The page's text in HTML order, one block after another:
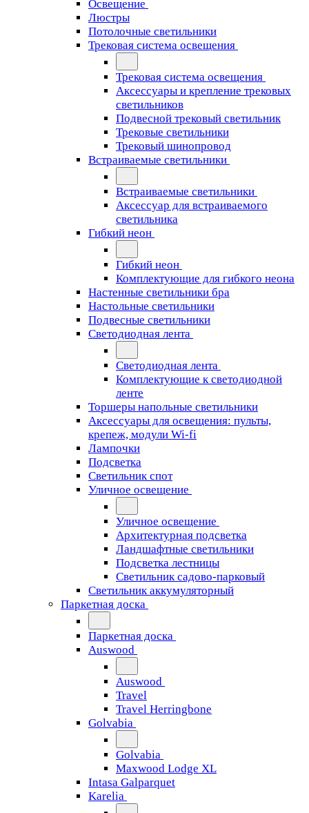
Освещение
Люстры
Потолочные светильники
Трековая система освещения
Трековая система освещения
Аксессуары и крепление трековых
светильников
Подвесной трековый светильник
Трековые светильники
Трековый шинопровод
Встраиваемые светильники
Встраиваемые светильники
Аксессуар для встраиваемого
светильника
Гибкий неон
Гибкий неон
Комплектующие для гибкого неона
Настенные светильники бра
Настольные светильники
Подвесные светильники
Светодиодная лента
Светодиодная лента
Комплектующие к светодиодной
ленте
Торшеры напольные светильники
Аксессуары для освещения: пульты,
крепеж, модули Wi-fi
Лампочки
Подсветка
Светильник спот
Уличное освещение
Уличное освещение
Архитектурная подсветка
Ландшафтные светильники
Подсветка лестницы
Светильник садово-парковый
Светильник аккумуляторный
Паркетная доска
Паркетная доска
Auswood
Auswood
Travel
Travel Herringbone
Golvabia
Golvabia
Maxwood Lodge XL
Intasa Galparquet
Karelia